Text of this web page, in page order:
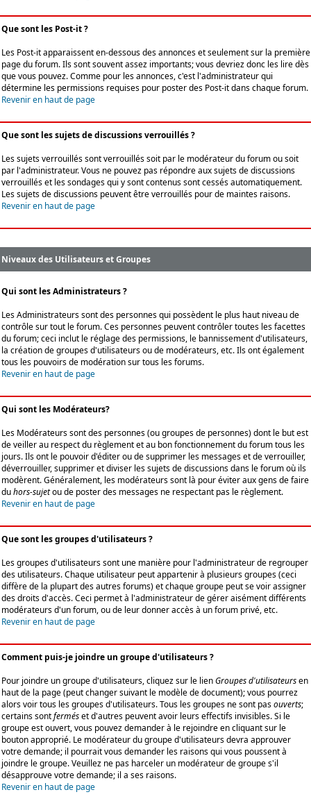
Que sont les Post-it ?
Les Post-it apparaissent en-dessous des annonces et seulement sur la première
page du forum. Ils sont souvent assez importants; vous devriez donc les lire dès
que vous pouvez. Comme pour les annonces, c'est l'administrateur qui
détermine les permissions requises pour poster des Post-it dans chaque forum.
Revenir en haut de page
Que sont les sujets de discussions verrouillés ?
Les sujets verrouillés sont verrouillés soit par le modérateur du forum ou soit
par l'administrateur. Vous ne pouvez pas répondre aux sujets de discussions
verrouillés et les sondages qui y sont contenus sont cessés automatiquement.
Les sujets de discussions peuvent être verrouillés pour de maintes raisons.
Revenir en haut de page
Niveaux des Utilisateurs et Groupes
Qui sont les Administrateurs ?
Les Administrateurs sont des personnes qui possèdent le plus haut niveau de
contrôle sur tout le forum. Ces personnes peuvent contrôler toutes les facettes
du forum; ceci inclut le réglage des permissions, le bannissement d'utilisateurs,
la création de groupes d'utilisateurs ou de modérateurs, etc. Ils ont également
tous les pouvoirs de modération sur tous les forums.
Revenir en haut de page
Qui sont les Modérateurs?
Les Modérateurs sont des personnes (ou groupes de personnes) dont le but est
de veiller au respect du règlement et au bon fonctionnement du forum tous les
jours. Ils ont le pouvoir d'éditer ou de supprimer les messages et de verrouiller,
déverrouiller, supprimer et diviser les sujets de discussions dans le forum où ils
modèrent. Généralement, les modérateurs sont là pour éviter aux gens de faire
duhors-sujetou de poster des messages ne respectant pas le règlement.
Revenir en haut de page
Que sont les groupes d'utilisateurs ?
Les groupes d'utilisateurs sont une manière pour l'administrateur de regrouper
des utilisateurs. Chaque utilisateur peut appartenir à plusieurs groupes (ceci
diffère de la plupart des autres forums) et chaque groupe peut se voir assigner
des droits d'accès. Ceci permet à l'administrateur de gérer aisément différents
modérateurs d'un forum, ou de leur donner accès à un forum privé, etc.
Revenir en haut de page
Comment puis-je joindre un groupe d'utilisateurs ?
Pour joindre un groupe d'utilisateurs, cliquez sur le lienGroupes d'utilisateursen
haut de la page (peut changer suivant le modèle de document); vous pourrez
alors voir tous les groupes d'utilisateurs. Tous les groupes ne sont pasouverts;
certains sontferméset d'autres peuvent avoir leurs effectifs invisibles. Si le
groupe est ouvert, vous pouvez demander à le rejoindre en cliquant sur le
bouton approprié. Le modérateur du groupe d'utilisateurs devra approuver
votre demande; il pourrait vous demander les raisons qui vous poussent à
joindre le groupe. Veuillez ne pas harceler un modérateur de groupe s'il
désapprouve votre demande; il a ses raisons.
Revenir en haut de page